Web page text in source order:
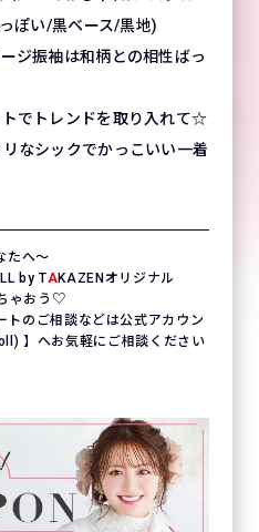
ぽい/黒ベース/黒地)
ジ振袖は和柄との相性ばっ
でトレンドを取り入れて☆
なシックでかっこいい一着
たへ〜
by TAKAZENオリジナル
ゃおう♡
トのご相談などは公式アカウン
】へお気軽にご相談ください